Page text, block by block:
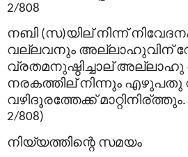
2/808
നബി (സ)യില് നിന്ന്
വല്ലവനും അല്ലാഹുവിന്
വ്രതമനുഷ്ഠിച്ചാല് അല്ലാഹു
നരകത്തില് നിന്നും എഴുപതു
വഴിദൂരത്തേക്ക് മാറ്റിനിര്ത്തും.
2/808)
നിയ്യത്തിന്റെ സമയം